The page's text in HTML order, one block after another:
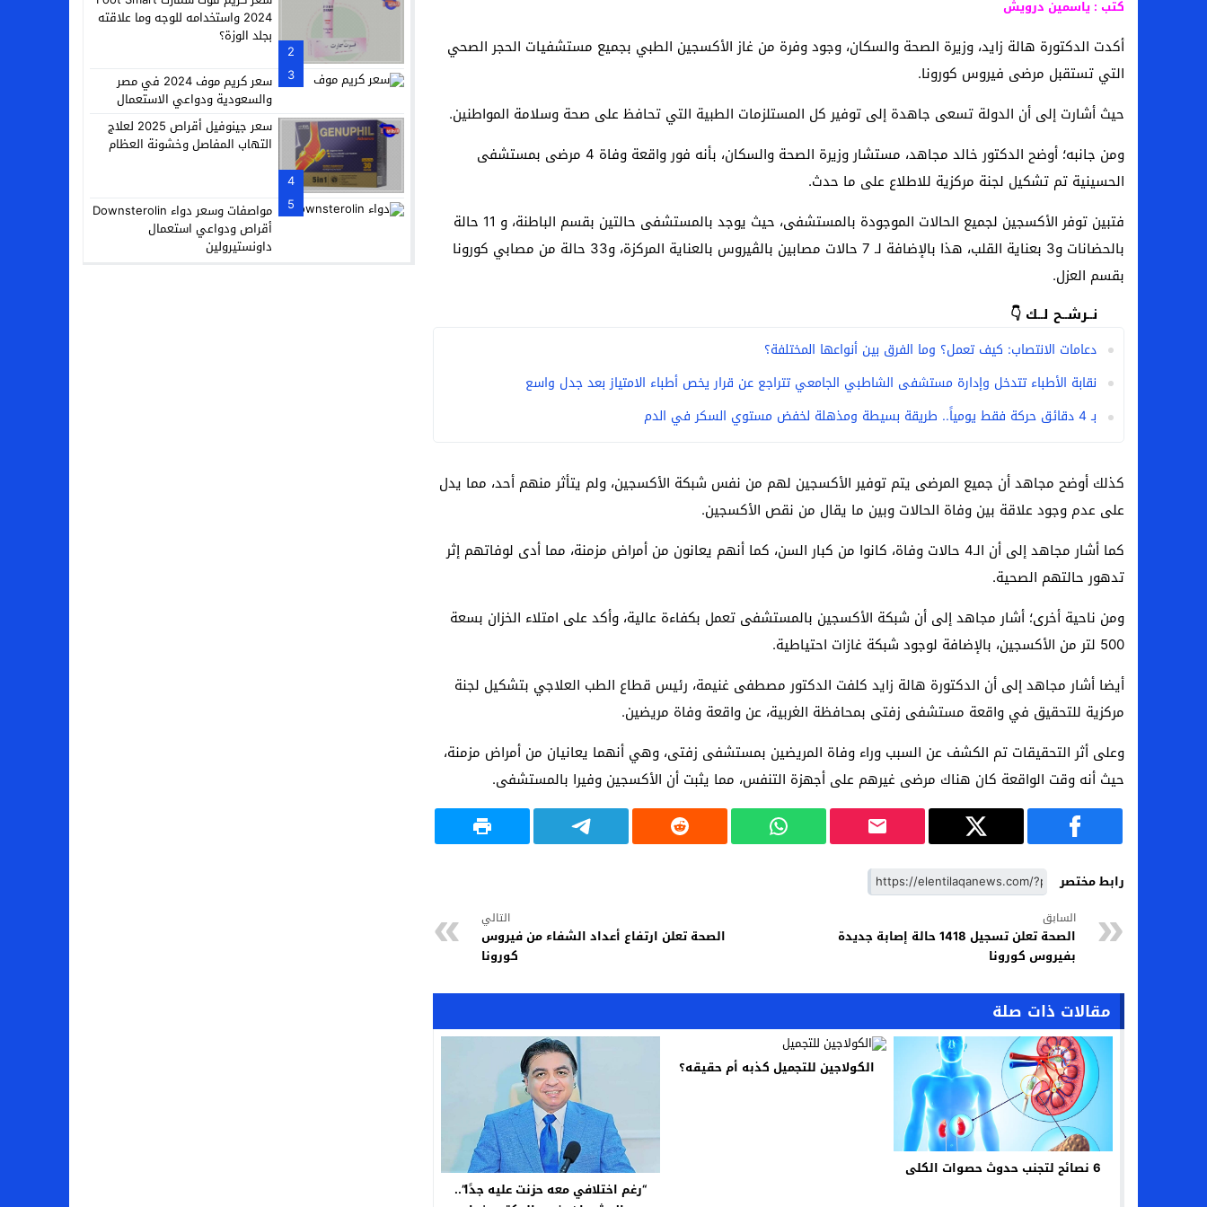
لماذا تنجح بعض الحملات التسويقية بينما تفشل أخرى في السوق السعودي؟
بعد فسخ عقده.. حصاد وأرقام سيف الدين الجزيري مع الزمالك
السيرة الذاتية للدكتورة آيات حسن شمس الدين عميد كلية “آداب كفر الشيخ”
سامو كوستا في معسكر النصر السعودي.. هل انتهت أزمة العالمي المالية؟
كتب : ياسمين درويش
أكدت الدكتورة هالة زايد، وزيرة الصحة والسكان، وجود وفرة من غاز الأكسجين الطبي بجميع مستشفيات الحجر الصحي
التي تستقبل مرضى فيروس كورونا.
حيث أشارت إلى أن الدولة تسعى جاهدة إلى توفير كل المستلزمات الطبية التي تحافظ على صحة وسلامة المواطنين.
ومن جانبه؛ أوضح الدكتور خالد مجاهد، مستشار وزيرة الصحة والسكان، بأنه فور واقعة وفاة 4 مرضى بمستشفى
الحسينية تم تشكيل لجنة مركزية للاطلاع على ما حدث.
فتبين توفر الأكسجين لجميع الحالات الموجودة بالمستشفى، حيث يوجد بالمستشفى حالتين بقسم الباطنة، و 11 حالة
بالحضانات و3 بعناية القلب، هذا بالإضافة لـ 7 حالات مصابين بالڤيروس بالعناية المركزة، و33 حالة من مصابي كورونا
بقسم العزل.
نــرشــح لــك 👇
دعامات الانتصاب: كيف تعمل؟ وما الفرق بين أنواعها المختلفة؟
نقابة الأطباء تتدخل وإدارة مستشفى الشاطبي الجامعي تتراجع عن قرار يخص أطباء الامتياز بعد جدل واسع
بـ 4 دقائق حركة فقط يومياً.. طريقة بسيطة ومذهلة لخفض مستوي السكر في الدم
كذلك أوضح مجاهد أن جميع المرضى يتم توفير الأكسجين لهم من نفس شبكة الأكسجين، ولم يتأثر منهم أحد، مما يدل
على عدم وجود علاقة بين وفاة الحالات وبين ما يقال من نقص الأكسجين.
كما أشار مجاهد إلى أن الـ4 حالات وفاة، كانوا من كبار السن، كما أنهم يعانون من أمراض مزمنة، مما أدى لوفاتهم إثر
تدهور حالتهم الصحية.
ومن ناحية أخرى؛ أشار مجاهد إلى أن شبكة الأكسجين بالمستشفى تعمل بكفاءة عالية، وأكد على امتلاء الخزان بسعة
500 لتر من الأكسجين، بالإضافة لوجود شبكة غازات احتياطية.
أيضا أشار مجاهد إلى أن الدكتورة هالة زايد كلفت الدكتور مصطفى غنيمة، رئيس قطاع الطب العلاجي بتشكيل لجنة
مركزية للتحقيق في واقعة مستشفى زفتى بمحافظة الغربية، عن واقعة وفاة مريضين.
وعلى أثر التحقيقات تم الكشف عن السبب وراء وفاة المريضين بمستشفى زفتى، وهي أنهما يعانيان من أمراض مزمنة،
حيث أنه وقت الواقعة كان هناك مرضى غيرهم على أجهزة التنفس، مما يثبت أن الأكسجين وفيرا بالمستشفى.
رابط مختصر
السابق
الصحة تعلن تسجيل 1418 حالة إصابة جديدة
بفيروس كورونا
التالي
الصحة تعلن ارتفاع أعداد الشفاء من فيروس
كورونا
مقالات ذات صلة
6 نصائح لتجنب حدوث حصوات الكلى
الكولاجين للتجميل كذبه أم حقيقه؟
“رغم اختلافي معه حزنت عليه جدًا”..
2
2024 واستخدامه للوجه وما علاقته
بجلد الوزة؟
3
سعر كريم موف 2024 في مصر
والسعودية ودواعي الاستعمال
4
سعر جينوفيل أقراص 2025 لعلاج
التهاب المفاصل وخشونة العظام
5
مواصفات وسعر دواء Downsterolin
أقراص ودواعي استعمال
داونستيرولين